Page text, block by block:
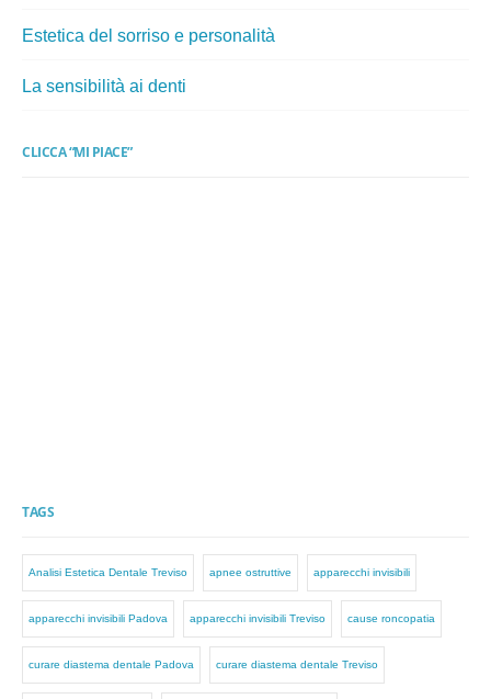
Estetica del sorriso e personalità
La sensibilità ai denti
CLICCA “MI PIACE”
TAGS
Analisi Estetica Dentale Treviso apnee ostruttive apparecchi invisibili
apparecchi invisibili Padova apparecchi invisibili Treviso cause roncopatia
curare diastema dentale Padova curare diastema dentale Treviso